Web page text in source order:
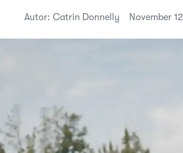
Autor: Catrin Donnelly November